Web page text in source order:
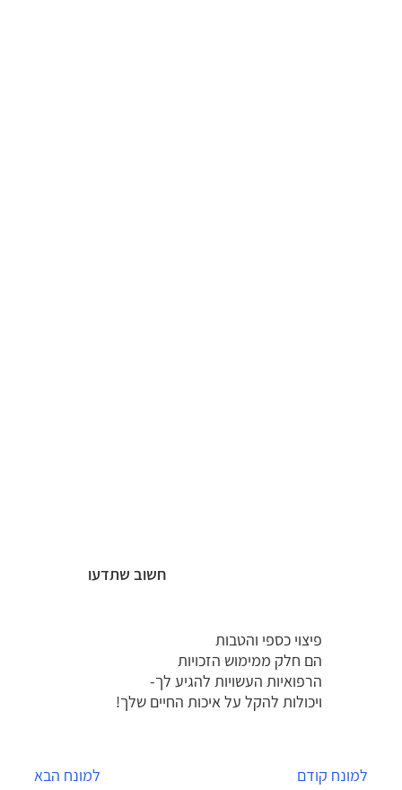
חשוב שתדעו
פיצוי כספי והטבות
הם חלק ממימוש הזכויות
הרפואיות העשויות להגיע לך-
ויכולות להקל על איכות החיים שלך!
למונח קודם למונח הבא